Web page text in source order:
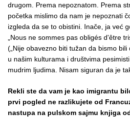
drugom. Prema nepoznatom. Prema
početka mislimo da nam je nepoznati
izgleda da se to obistini. Inače, ja već
„Nous ne sommes pas obligés d'être
(„Nije obavezno biti tužan da bismo bili
u našim kulturama i društvima
mudrim ljudima. Nisam siguran da je
Rekli ste da vam je kao imigrantu
prvi pogled ne razlikujete od
nastupa na pulskom sajmu knjiga